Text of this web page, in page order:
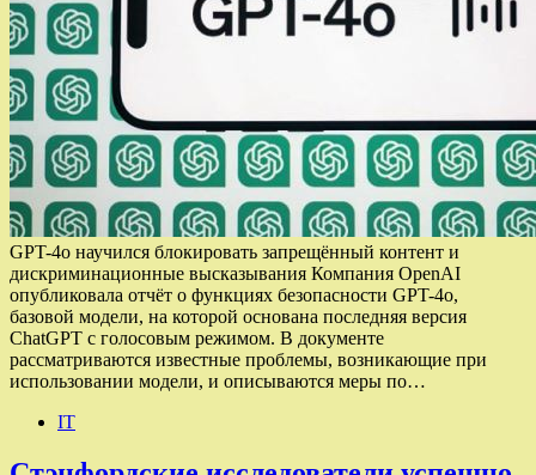
GPT-4o научился блокировать запрещённый контент и
дискриминационные высказывания Компания OpenAI
опубликовала отчёт о функциях безопасности GPT-4o,
базовой модели, на которой основана последняя версия
ChatGPT с голосовым режимом. В документе
рассматриваются известные проблемы, возникающие при
использовании модели, и описываются меры по…
IT